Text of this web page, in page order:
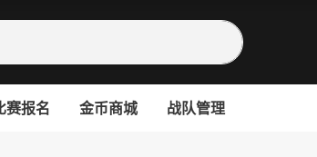
赛报名 金币商城 战队管理